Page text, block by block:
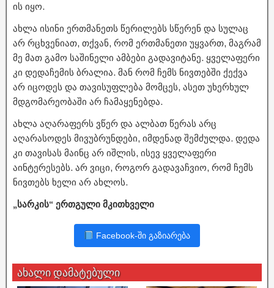
ის იყო.
ახლა ისინი ერთმანეთს წერილებს სწერენ და სულაც
არ რცხვენიათ, თქვან, რომ ერთმანეთი უყვართ, მაგრამ
მე მათ გამო საშინელი ამბები გადავიტანე. ყველაფერი
კი დედაჩემის ბრალია. მან რომ ჩემს ნივთებში ქექვა
არ იცოდეს და თავისუფლება მომცეს, ასეთ უხერხულ
მდგომარეობაში არ ჩამაყენებდა.
ახლა აღარაფერს ვწერ და ალბათ წერას არც
აღარასოდეს მივუბრუნდები, იმდენად შემძულდა. დედა
კი თავისას მაინც არ იშლის, ისევ ყველაფერი
აინტერესებს. არ ვიცი, როგორ გადავაჩვიო, რომ ჩემს
ნივთებს ხელი არ ახლოს.
„სარკის“ ერთგული მკითხველი
Facebook-ში გაზიარება
ახალი დამატებული